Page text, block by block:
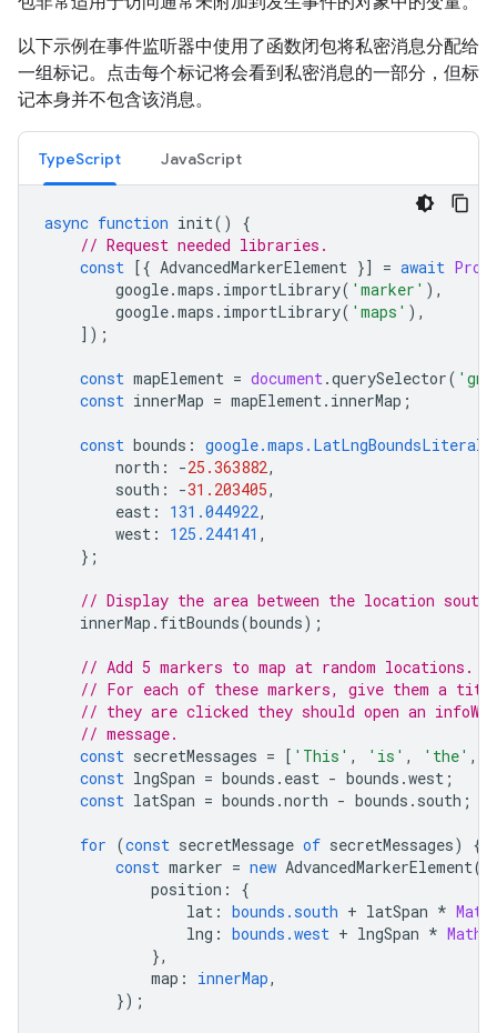
以下示例在事件监听器中使用了函数闭包将私密消息分配给
一组标记。点击每个标记将会看到私密消息的一部分，但标
记本身并不包含该消息。
TypeScript JavaScript
async function init()
{
// Request needed libraries.
const [{ AdvancedMarkerElement }] = await
google.maps . importLibrary( 'marker' ),
google.maps . importLibrary( 'maps' ),
]);
const mapElement = document.querySelector(
const innerMap = mapElement. innerMap ;
const bounds : google.maps.LatLngBoundsLiteral
north : -25.363882,
south : -31.203405,
east : 131.044922,
west : 125.244141 ,
};
// Display the area between the location
innerMap . fitBounds(bounds);
// Add 5 markers to map at random locations.
// For each of these markers, give them a
// they are clicked they should open an
// message.
const secretMessages = [ 'This' , 'is' , 'the' ,
const lngSpan = bounds . east - bounds .west ;
const latSpan = bounds .north - bounds . south ;
for (const secretMessage of secretMessages)
{
const marker = new AdvancedMarkerElement({
position :
{
lat : bounds.south + latSpan * Math
lng : bounds.west + lngSpan * Math
},
map : innerMap,
});